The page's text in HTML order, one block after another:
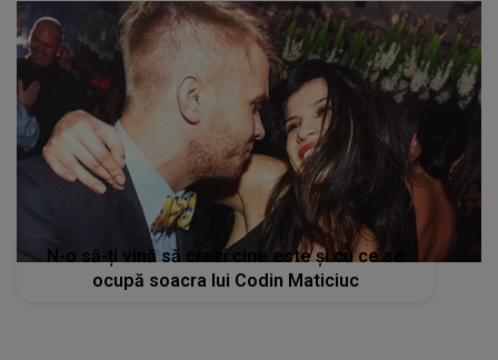
N-o să-ți vină să crezi cine este și cu ce se
ocupă soacra lui Codin Maticiuc